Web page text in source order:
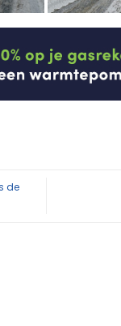
de